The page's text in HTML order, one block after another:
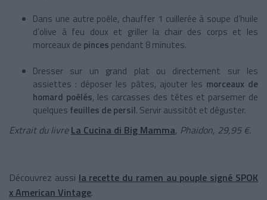
Dans une autre poêle, chauffer 1 cuillerée à soupe d’huile
d’olive à feu doux et griller la chair des corps et les
morceaux de pinces pendant 8 minutes.
Dresser sur un grand plat ou directement sur les
assiettes : déposer les pâtes, ajouter les morceaux de
homard poêlés, les carcasses des têtes et parsemer de
quelques feuilles de persil. Servir aussitôt et déguster.
Extrait du livreLa Cucina di Big Mamma, Phaidon, 29,95 €.
Découvrez aussi la recette du ramen au pouple signé SPOK
x American Vintage.